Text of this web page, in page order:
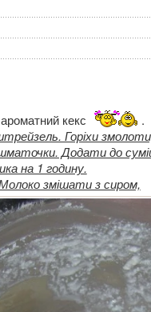
кекс
.
Горіхи
Додати до
на 1 годину.
змішати з сиром,